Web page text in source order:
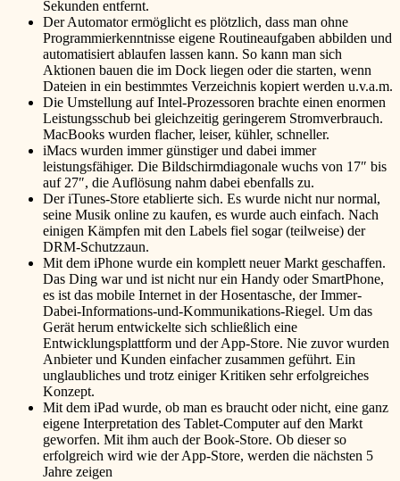
Sekunden entfernt.
Der Automator ermöglicht es plötzlich, dass man ohne
Programmierkenntnisse eigene Routineaufgaben abbilden und
automatisiert ablaufen lassen kann. So kann man sich
Aktionen bauen die im Dock liegen oder die starten, wenn
Dateien in ein bestimmtes Verzeichnis kopiert werden u.v.a.m.
Die Umstellung auf Intel-Prozessoren brachte einen enormen
Leistungsschub bei gleichzeitig geringerem Stromverbrauch.
MacBooks wurden flacher, leiser, kühler, schneller.
iMacs wurden immer günstiger und dabei immer
leistungsfähiger. Die Bildschirmdiagonale wuchs von 17″ bis
auf 27″, die Auflösung nahm dabei ebenfalls zu.
Der iTunes-Store etablierte sich. Es wurde nicht nur normal,
seine Musik online zu kaufen, es wurde auch einfach. Nach
einigen Kämpfen mit den Labels fiel sogar (teilweise) der
DRM-Schutzzaun.
Mit dem iPhone wurde ein komplett neuer Markt geschaffen.
Das Ding war und ist nicht nur ein Handy oder SmartPhone,
es ist das mobile Internet in der Hosentasche, der Immer-
Dabei-Informations-und-Kommunikations-Riegel. Um das
Gerät herum entwickelte sich schließlich eine
Entwicklungsplattform und der App-Store. Nie zuvor wurden
Anbieter und Kunden einfacher zusammen geführt. Ein
unglaubliches und trotz einiger Kritiken sehr erfolgreiches
Konzept.
Mit dem iPad wurde, ob man es braucht oder nicht, eine ganz
eigene Interpretation des Tablet-Computer auf den Markt
geworfen. Mit ihm auch der Book-Store. Ob dieser so
erfolgreich wird wie der App-Store, werden die nächsten 5
Jahre zeigen